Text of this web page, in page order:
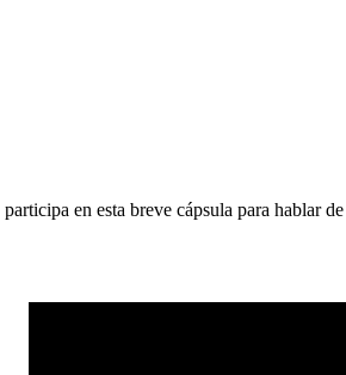
en esta breve cápsula para hablar